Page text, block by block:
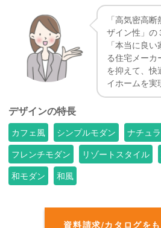
「高気密高
ザイン性」の
「本当に良
る住宅メーカ
を抑えて、快
イホームを実
デザインの特長
カフェ風 シンプルモダン
ナチュ
フレンチモダン
リゾートスタイル
和モダン
和風
資料請求/カタログを